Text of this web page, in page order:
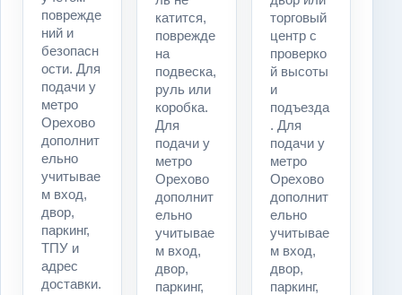
поврежде
ний и
безопасн
ости. Для
подачи у
метро
Орехово
дополнит
ельно
учитывае
м вход,
двор,
паркинг,
ТПУ и
адрес
доставки.
катится,
поврежде
на
подвеска,
руль или
коробка.
Для
подачи у
метро
Орехово
дополнит
ельно
учитывае
м вход,
двор,
паркинг,
торговый
центр с
проверко
й высоты
и
подъезда
. Для
подачи у
метро
Орехово
дополнит
ельно
учитывае
м вход,
двор,
паркинг,